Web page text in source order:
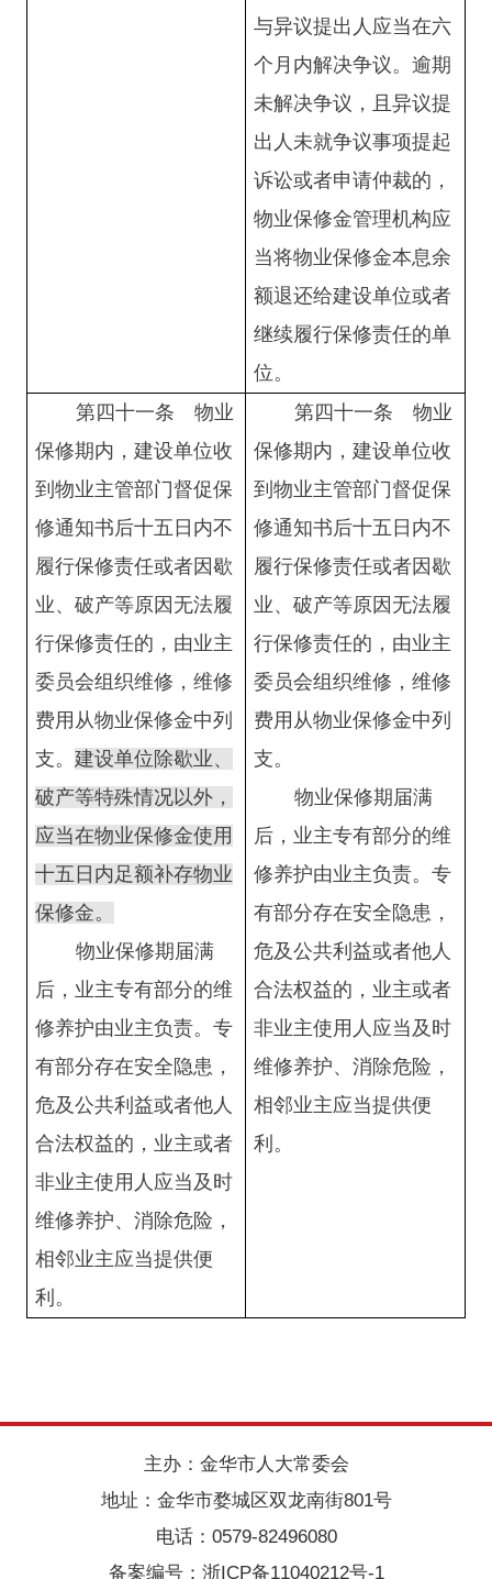
与异议提出人应当在六
个月内解决争议。逾期
未解决争议，且异议提
出人未就争议事项提起
诉讼或者申请仲裁的，
物业保修金管理机构应
当将物业保修金本息余
额退还给建设单位或者
继续履行保修责任的单
位。
第四十一条 物业
保修期内，建设单位收
到物业主管部门督促保
修通知书后十五日内不
履行保修责任或者因歇
业、破产等原因无法履
行保修责任的，由业主
委员会组织维修，维修
费用从物业保修金中列
支。 建设单位除歇业、
破产等特殊情况以外，
应当在物业保修金使用
十五日内足额补存物业
保修金。
物业保修期届满
后，业主专有部分的维
修养护由业主负责。专
有部分存在安全隐患，
危及公共利益或者他人
合法权益的，业主或者
非业主使用人应当及时
维修养护、消除危险，
相邻业主应当提供便
利。
第四十一条 物业
保修期内，建设单位收
到物业主管部门督促保
修通知书后十五日内不
履行保修责任或者因歇
业、破产等原因无法履
行保修责任的，由业主
委员会组织维修，维修
费用从物业保修金中列
支。
物业保修期届满
后，业主专有部分的维
修养护由业主负责。专
有部分存在安全隐患，
危及公共利益或者他人
合法权益的，业主或者
非业主使用人应当及时
维修养护、消除危险，
相邻业主应当提供便
利。
主办：金华市人大常委会
地址：金华市婺城区双龙南街801号
电话：0579-82496080
备案编号： 浙ICP备11040212号-1